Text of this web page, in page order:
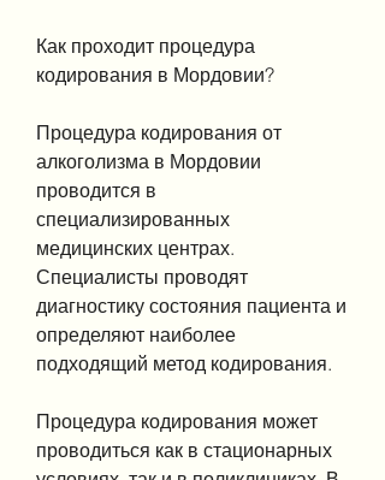
Как проходит процедура
кодирования в Мордовии?
Процедура кодирования от
алкоголизма в Мордовии
проводится в
специализированных
медицинских центрах.
Специалисты проводят
диагностику состояния пациента и
определяют наиболее
подходящий метод кодирования.
Процедура кодирования может
проводиться как в стационарных